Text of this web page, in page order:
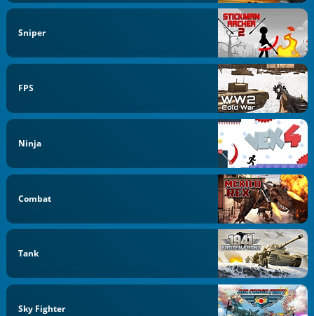
Sniper
FPS
Ninja
Combat
Tank
Sky Fighter